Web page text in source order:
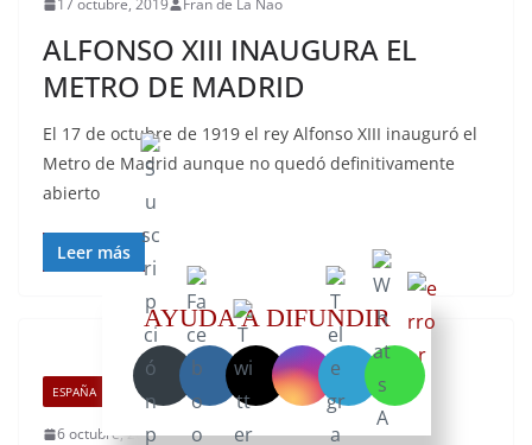
17 octubre, 2019 Fran de La Nao
ALFONSO XIII INAUGURA EL
METRO DE MADRID
El 17 de octubre de 1919 el rey Alfonso XIII inauguró el
Metro de Madrid aunque no quedó definitivamente
abierto
Leer más
ESPAÑA
6 octubre, 2019 Fran de La Nao
AYUDA A DIFUNDIR